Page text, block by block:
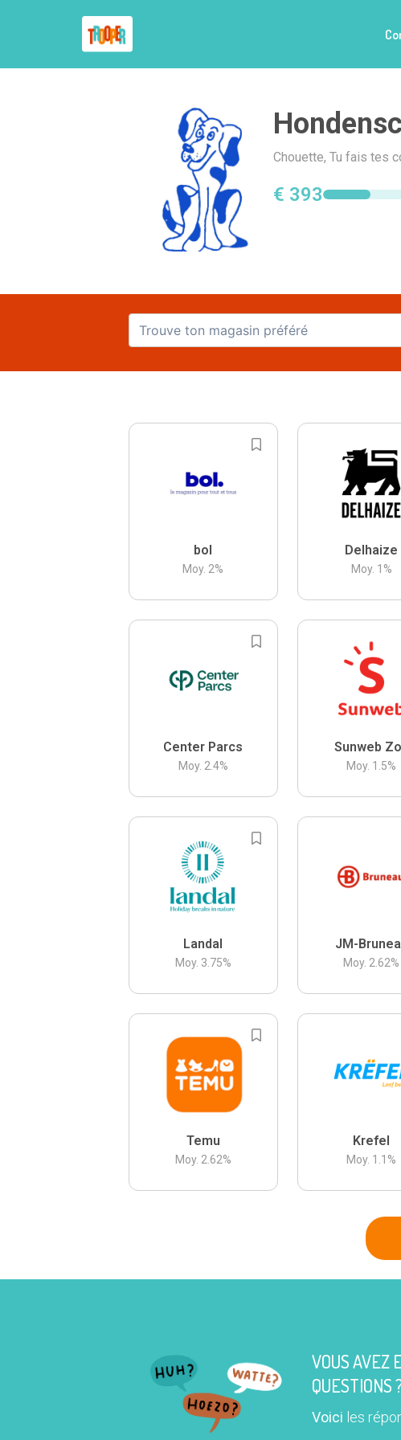
Chouette, Tu fais tes
€ 393
bol
Moy. 2%
Delhaize
Moy. 1 %
Center Parcs
Moy. 2.4%
Sunweb
Moy. 1.5%
Landal
Moy. 3.75%
JM-
Moy. 2.62%
Temu
Moy. 2.62%
Krefel
Moy. 1.1 %
VOUS AVEZ
QUESTIONS
Voici les